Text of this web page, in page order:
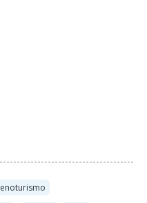
enoturismo